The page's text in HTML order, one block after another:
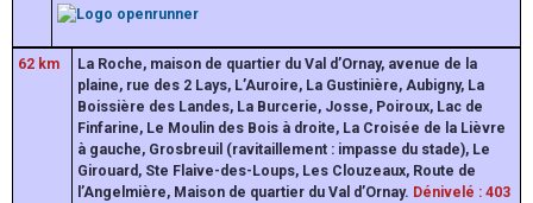
62 km
La Roche, maison de quartier du Val d’Ornay, avenue de la
plaine, rue des 2 Lays, L’Auroire, La Gustinière, Aubigny, La
Boissière des Landes, La Burcerie, Josse, Poiroux, Lac de
Finfarine, Le Moulin des Bois à droite, La Croisée de la Lièvre
à gauche, Grosbreuil (ravitaillement : impasse du stade), Le
Girouard, Ste Flaive-des-Loups, Les Clouzeaux, Route de
l’Angelmière, Maison de quartier du Val d’Ornay. Dénivelé : 403